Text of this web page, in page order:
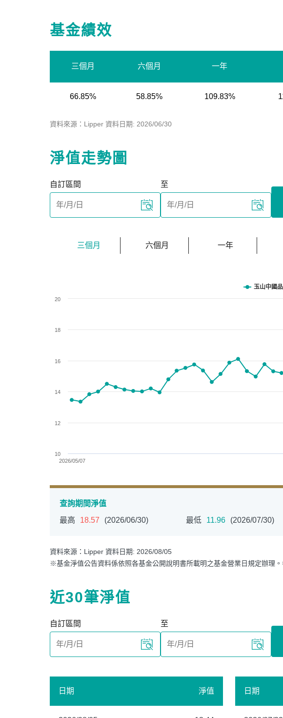
壽星優惠 醫療生化 中國品牌
基金績效
三個月 六個月 一年
66.85% 58.85% 109.83%
資料來源：Lipper 資料日期: 2026/06/30
淨值走勢圖
自訂區間 至
三個月 六個月 一年
The chart has 1 X axis displaying categories.
2026/05/07
12
14
16
18
10
20
玉山中國
查詢期間淨值
最高
18.57 (2026/06/30) 最低 11.96 (2026/07/30)
資料來源：Lipper 資料日期: 2026/08/05
※基金淨值公告資料係依照各基金公開說明書所載明之基金營業日規定辦理
近30筆淨值
自訂區間 至
日期 淨值 日期